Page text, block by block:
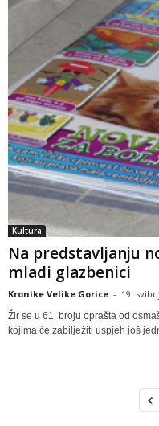
Kultura
Na predstavljanju
mladi glazbenici
Kronike Velike Gorice - 19.
Žir se u 61. broju oprašta od
kojima će zabilježiti uspjeh još